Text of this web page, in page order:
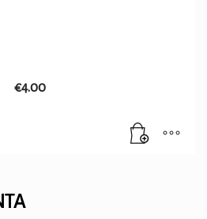
€4.00